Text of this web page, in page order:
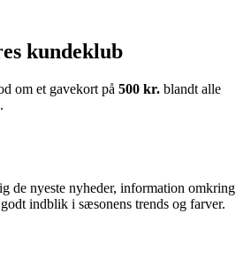
kundeklub
om et gavekort på 500 kr. blandt alle
de nyeste nyheder, information omkring
indblik i sæsonens trends og farver.